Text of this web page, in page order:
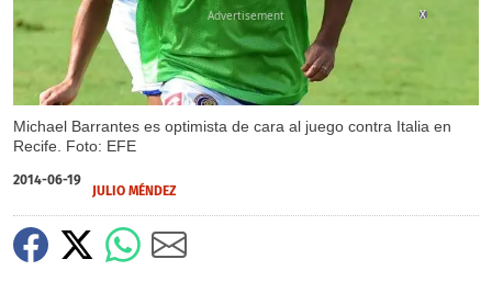
Michael Barrantes es optimista de cara al juego contra Italia en
Recife. Foto: EFE
X
2014-06-19
JULIO MÉNDEZ